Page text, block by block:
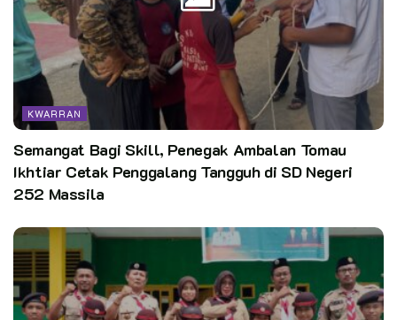
Sumber:
Rustomi / Kader Unit Warta Sayaga Kwarcab Kabupaten
Bogor
CST
Kata Kunci:
kwarcab kabupaten bogor Pasti hebat
KWARRAN
Semangat Bagi Skill, Penegak Ambalan Tomau
Ikhtiar Cetak Penggalang Tangguh di SD Negeri
252 Massila